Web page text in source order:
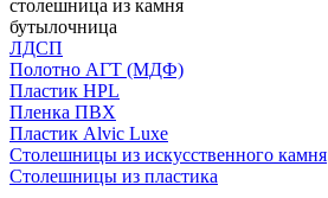
столешница из камня
бутылочница
ЛДСП
Полотно АГТ (МДФ)
Пластик HPL
Пленка ПВХ
Пластик Alvic Luxe
Столешницы из искусственного камня
Столешницы из пластика